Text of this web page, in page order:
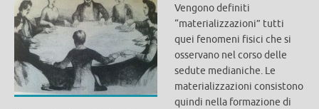
Vengono definiti
“materializzazioni” tutti
quei fenomeni fisici che si
osservano nel corso delle
sedute medianiche. Le
materializzazioni consistono
quindi nella formazione di